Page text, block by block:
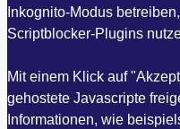
Inkognito-Modus
Scriptblocker-Plugins
Mit einem Klick auf
gehostete Javascripte
Informationen, wie